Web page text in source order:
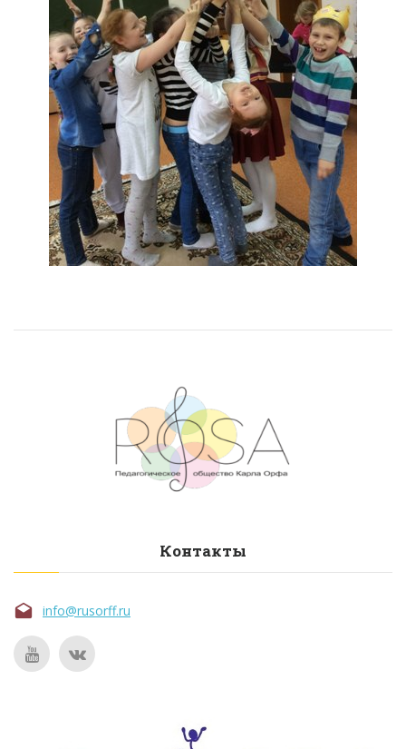
Контакты
info@rusorff.ru